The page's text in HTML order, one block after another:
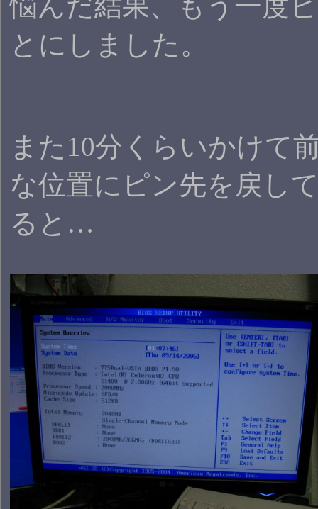
とにしました。
また10分くらいかけて
な位置にピン先を戻し
ると…